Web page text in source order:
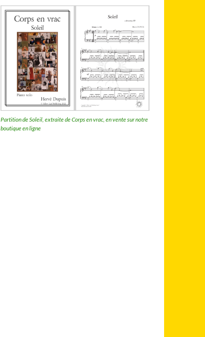
Partition de Soleil, extraite de Corps en vrac, en vente sur notre
boutique en ligne